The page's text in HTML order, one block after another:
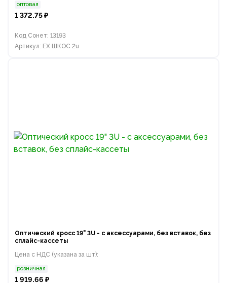
оптовая
1 372.75 ₽
Код Сонет: 13193
Артикул: EX ШКОС 2u
Оптический кросс 19" 3U - с аксессуарами, без вставок, без
сплайс-кассеты
Цена с НДС (указана за шт):
розничная
1 919.66 ₽